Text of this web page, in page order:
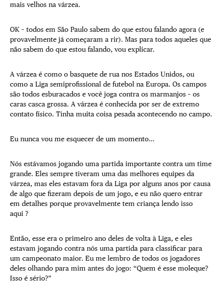
mais velhos na várzea.
OK – todos em São Paulo sabem do que estou falando agora (e
provavelmente já começaram a rir). Mas para todos aqueles que
não sabem do que estou falando, vou explicar.
A várzea é como o basquete de rua nos Estados Unidos, ou
como a Liga semiprofissional de futebol na Europa. Os campos
são todos esburacados e você joga contra os marmanjos – os
caras casca grossa. A várzea é conhecida por ser de extremo
contato físico. Tinha muita coisa pesada acontecendo no campo.
Eu nunca vou me esquecer de um momento…
Nós estávamos jogando uma partida importante contra um time
grande. Eles sempre tiveram uma das melhores equipes da
várzea, mas eles estavam fora da Liga por alguns anos por causa
de algo que fizeram depois de um jogo, e eu não quero entrar
em detalhes porque provavelmente tem criança lendo isso
aqui ?
Então, esse era o primeiro ano deles de volta à Liga, e eles
estavam jogando contra nós uma partida para classificar para
um campeonato maior. Eu me lembro de todos os jogadores
deles olhando para mim antes do jogo: “Quem é esse moleque?
Isso é sério?”